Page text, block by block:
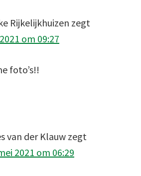
Rijkelijkhuizen zegt
om 09:27
foto’s!!
van der Klauw zegt
2021 om 06:29